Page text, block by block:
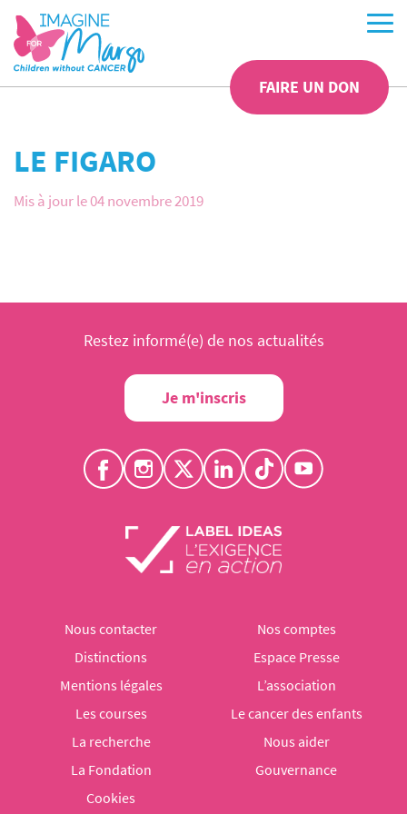
FAIRE UN DON
LE FIGARO
Mis à jour le 04 novembre 2019
Restez informé(e) de nos actualités
Je m'inscris
Nous contacter
Nos comptes
Distinctions
Espace Presse
Mentions légales
L’association
Les courses
Le cancer des enfants
La recherche
Nous aider
La Fondation
Gouvernance
Cookies